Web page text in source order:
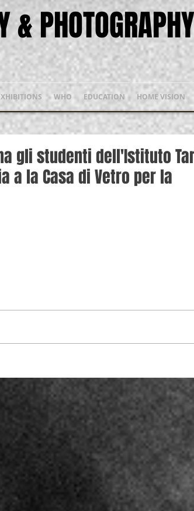
& PHOTOGRAPHY
WHO EDUCATION HOME VISION
gli studenti dell'Istituto
a la Casa di Vetro per la